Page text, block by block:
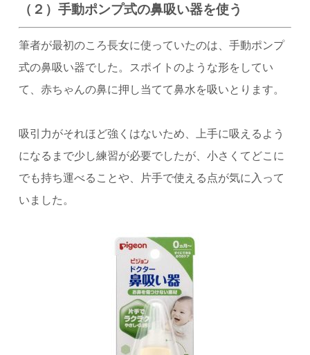
（２）手動ポンプ式の鼻吸い器を使う
筆者が最初のころ長女に使っていたのは、手動ポンプ
式の鼻吸い器でした。スポイトのような形をしてい
て、赤ちゃんの鼻に押し当てて鼻水を吸いとります。
吸引力がそれほど強くはないため、上手に吸えるよう
になるまで少し練習が必要でしたが、小さくてどこに
でも持ち運べることや、片手で使える点が気に入って
いました。